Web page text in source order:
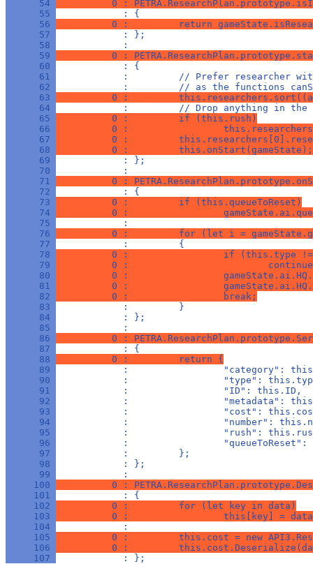
      54
0 :
      55
            : {
      56
0 :         return
      57
            : };
      58
            :
      59
0 :
      60
            : {
      61
:         // Prefer researcher
      62
:         // as the functions
      63
0 :
      64
:         // Drop anything in the
      65
          0 :         if (this.rush)
      66
0 :
      67
0 :
      68
          0 :         this.onStart(gameState);
      69
            : };
      70
            :
      71
0 :
      72
            : {
      73
          0 :         if (this.queueToReset)
      74
0 :
      75
            :
      76
0 :         for (let i =
      77
            :         {
      78
0 :                 if (this.type
      79
0 :
      80
0 :
      81
0 :
      82
          0 :                 break;
      83
            :         }
      84
            : };
      85
            :
      86
0 :
      87
            : {
      88
          0 :         return {
      89
:                 "category":
      90
:                 "type":
      91
            :                 "ID": this.ID,
      92
:                 "metadata":
      93
:                 "cost":
      94
:                 "number":
      95
:                 "rush":
      96
:
      97
            :         };
      98
            : };
      99
            :
     100
0 :
     101
            : {
     102
          0 :         for (let key in data)
     103
0 :                 this[key] =
     104
            :
     105
0 :         this.cost = new
     106
0 :
     107
            : };